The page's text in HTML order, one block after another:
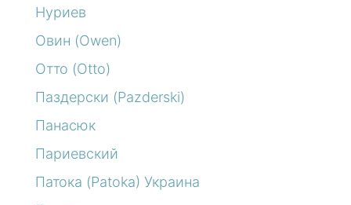
Нуриев
Овин (Owen)
Отто (Otto)
Паздерски (Pazderski)
Панасюк
Париевский
Патока (Patoka) Украина